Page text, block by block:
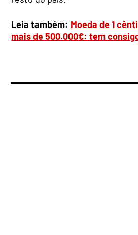
Leia também: Moeda de 1
mais de 500.000€: tem